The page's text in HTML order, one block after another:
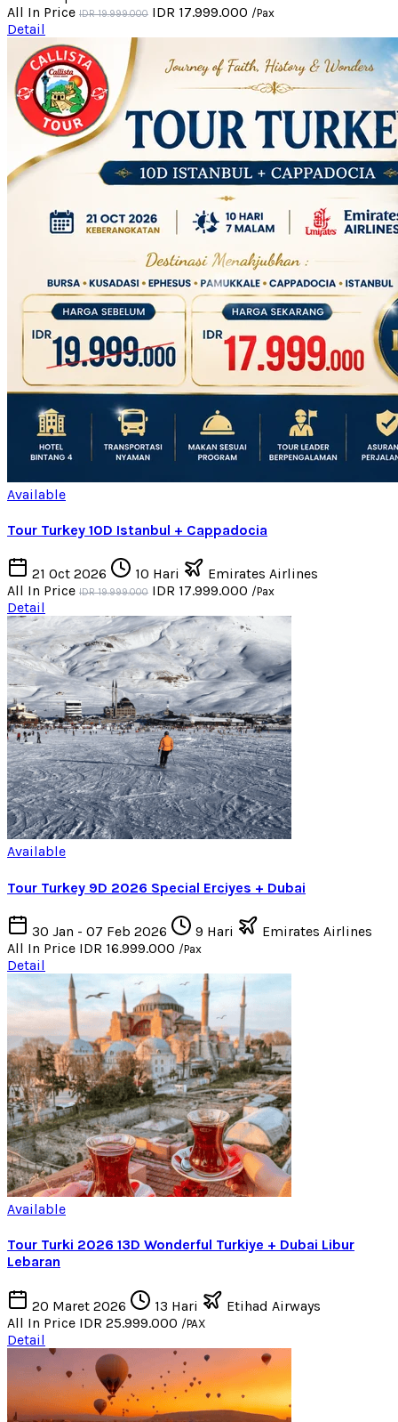
All In Price IDR 19.999.000 IDR 17.999.000 /Pax
Detail
Available
Tour Turkey 10D Istanbul + Cappadocia
21 Oct 2026 10 Hari
Emirates Airlines
All In Price IDR 19.999.000 IDR 17.999.000 /Pax
Detail
Available
Tour Turkey 9D 2026 Special Erciyes + Dubai
30 Jan - 07 Feb 2026 9 Hari
Emirates Airlines
All In Price IDR 16.999.000 /Pax
Detail
Available
Tour Turki 2026 13D Wonderful Turkiye + Dubai Libur
Lebaran
20 Maret 2026 13 Hari
Etihad Airways
All In Price IDR 25.999.000 /PAX
Detail